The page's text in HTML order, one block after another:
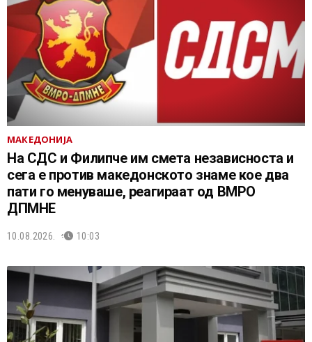
МАКЕДОНИЈА
На СДС и Филипче им смета независноста и
сега е против македонското знаме кое два
пати го менуваше, реагираат од ВМРО
ДПМНЕ
10.08.2026. 10:03